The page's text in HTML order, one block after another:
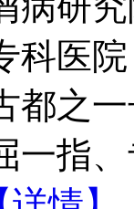
科医
都之
一指